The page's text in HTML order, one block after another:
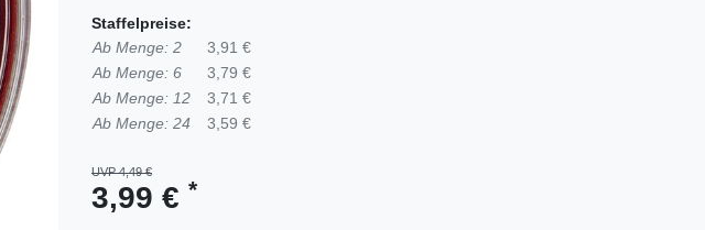
Staffelpreise:
Ab Menge: 2
3,91 €
Ab Menge: 6
3,79 €
Ab Menge: 12
3,71 €
Ab Menge: 24
3,59 €
UVP 4,49 €
3,99 € *